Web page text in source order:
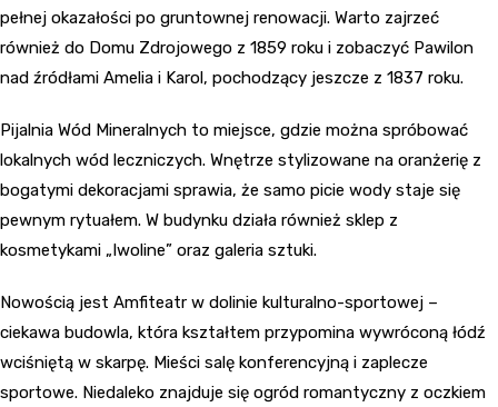
pełnej okazałości po gruntownej renowacji. Warto zajrzeć
również do Domu Zdrojowego z 1859 roku i zobaczyć Pawilon
nad źródłami Amelia i Karol, pochodzący jeszcze z 1837 roku.
Pijalnia Wód Mineralnych to miejsce, gdzie można spróbować
lokalnych wód leczniczych. Wnętrze stylizowane na oranżerię z
bogatymi dekoracjami sprawia, że samo picie wody staje się
pewnym rytuałem. W budynku działa również sklep z
kosmetykami „Iwoline” oraz galeria sztuki.
Nowością jest Amfiteatr w dolinie kulturalno-sportowej –
ciekawa budowla, która kształtem przypomina wywróconą łódź
wciśniętą w skarpę. Mieści salę konferencyjną i zaplecze
sportowe. Niedaleko znajduje się ogród romantyczny z oczkiem